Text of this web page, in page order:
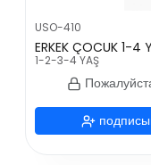
USO-410
1-2-3-4 YAŞ